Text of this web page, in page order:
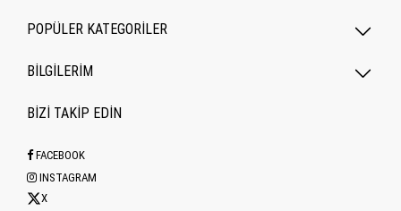
POPÜLER KATEGORILER
BİLGİLERİM
BİZİ TAKİP EDİN
FACEBOOK
INSTAGRAM
X